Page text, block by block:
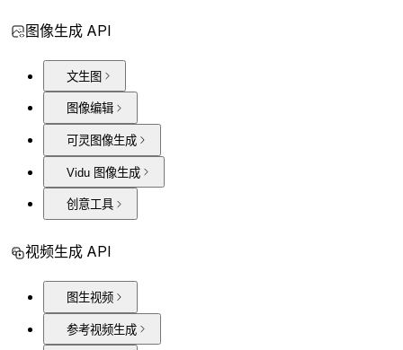
图像生成 API
文生图
图像编辑
可灵图像生成
Vidu 图像生成
创意工具
视频生成 API
图生视频
参考视频生成